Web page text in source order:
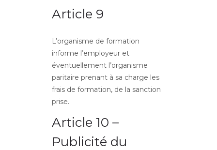
Article 9
L’organisme de formation
informe l’employeur et
éventuellement l’organisme
paritaire prenant à sa charge les
frais de formation, de la sanction
prise.
Article 10 –
Publicité du